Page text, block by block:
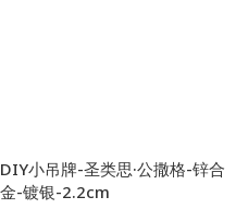
DIY小吊牌-圣类思·公撒格-锌合
金-镀银-2.2cm